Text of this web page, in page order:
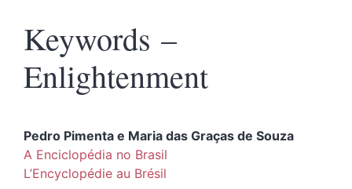
Keywords –
Enlightenment
Pedro Pimenta e Maria das Graças de Souza
A Enciclopédia no Brasil
L’Encyclopédie au Brésil